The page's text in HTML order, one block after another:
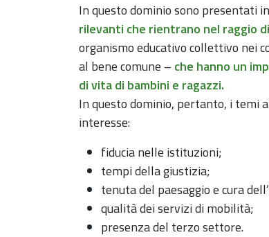
In questo dominio sono presentati
rilevanti che rientrano nel raggio
organismo educativo collettivo nei
al bene comune – che hanno un
di vita di bambini e ragazzi.
In questo dominio, pertanto, i
interesse:
fiducia nelle istituzioni;
tempi della giustizia;
tenuta del paesaggio e cura
qualità dei servizi di mobilità;
presenza del terzo settore.